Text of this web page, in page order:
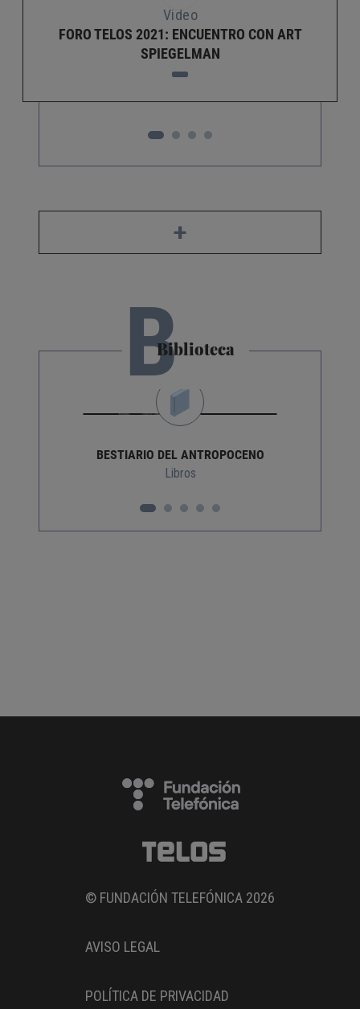
Video
FORO TELOS 2021: ENCUENTRO CON ART
SPIEGELMAN
+
BBiblioteca
BESTIARIO DEL ANTROPOCENO
Libros
© FUNDACIÓN TELEFÓNICA 2026
AVISO LEGAL
POLÍTICA DE PRIVACIDAD